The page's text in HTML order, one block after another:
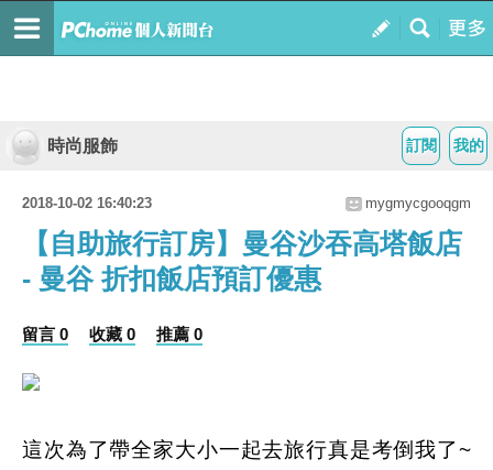
我的
訂閱
時尚服飾
2018-10-02 16:40:23 mygmycgooqgm
【自助旅行訂房】曼谷沙吞高塔飯店
- 曼谷 折扣飯店預訂優惠
留言 0 收藏 0 推薦 0
這次為了帶全家大小一起去旅行真是考倒我了~